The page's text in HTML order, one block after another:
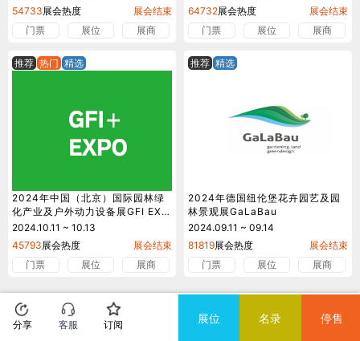
54733展会热度
展会结束
门票
展位 展商
64732展会热度
展会结束
门票
展位 展商
推荐 热门 精选
2024年中国（北京）国际园林绿
化产业及户外动力设备展GFI EXP
O
2024.10.11 ~ 10.13
45793展会热度
展会结束
门票
展位 展商
推荐 精选
2024年德国纽伦堡花卉园艺及园
林景观展GaLaBau
2024.09.11 ~ 09.14
81819展会热度
展会结束
门票
展位 展商
分享 客服 订阅 停售
名录
展位